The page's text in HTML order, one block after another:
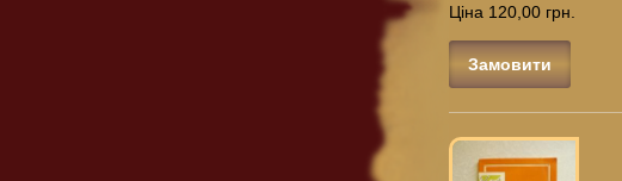
Ціна 120,00 грн.
Замовити